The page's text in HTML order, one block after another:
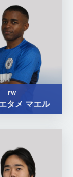
FW
タメ マエル